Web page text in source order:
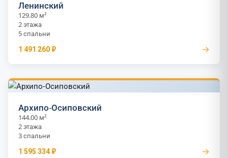
Ленинский
129.80 м²
2 этажа
5 спальни
1 491 260 ₽ →
Архипо-Осиповский
144.00 м²
2 этажа
3 спальни
1 595 334 ₽ →